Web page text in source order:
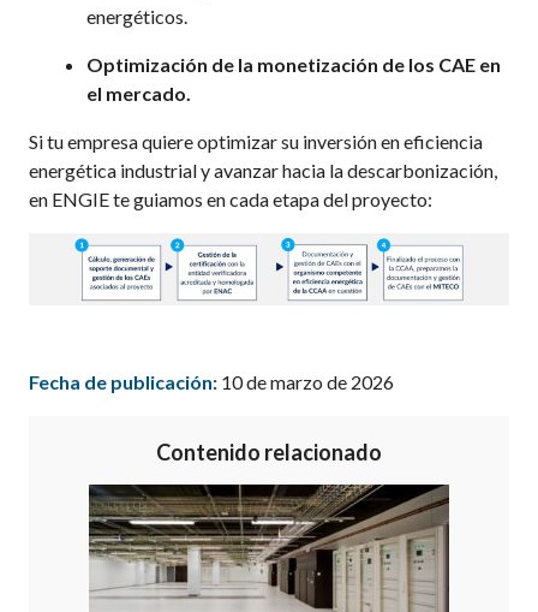
energéticos.
Optimización de la monetización de los CAE en
el mercado.
Si tu empresa quiere optimizar su inversión en eficiencia
energética industrial y avanzar hacia la descarbonización,
en ENGIE te guiamos en cada etapa del proyecto:
Fecha de publicación: 10 de marzo de 2026
Contenido relacionado